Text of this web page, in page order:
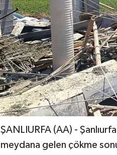
ŞANLIURFA (AA) -
meydana gelen çökme